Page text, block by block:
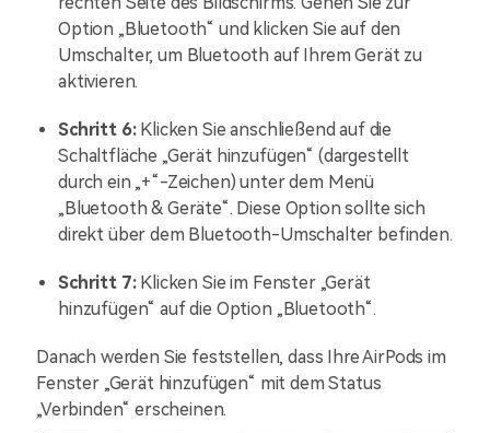
Option „Bluetooth“ und klicken Sie auf den
Umschalter, um Bluetooth auf Ihrem Gerät zu
aktivieren.
Schritt 6:Klicken Sie anschließend auf die
Schaltfläche „Gerät hinzufügen“ (dargestellt
durch ein „+“-Zeichen) unter dem Menü
„Bluetooth & Geräte“. Diese Option sollte sich
direkt über dem Bluetooth-Umschalter befinden.
Schritt 7: Klicken Sie im Fenster „Gerät
hinzufügen“ auf die Option „Bluetooth“.
Danach werden Sie feststellen, dass Ihre AirPods im
Fenster „Gerät hinzufügen“ mit dem Status
„Verbinden“ erscheinen.